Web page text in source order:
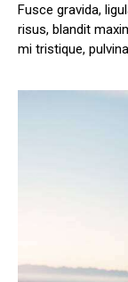
Fusce gravida,
risus, blandit
mi tristique,